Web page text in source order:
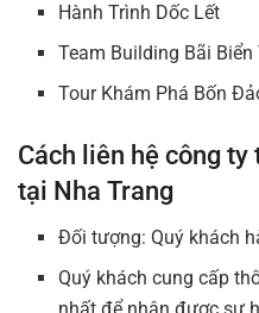
Hành Trình Dốc Lết
Team Building Bãi Biển
Tour Khám Phá Bốn
Cách liên hệ công
tại Nha Trang
Đối tượng: Quý khách
Quý khách cung cấp